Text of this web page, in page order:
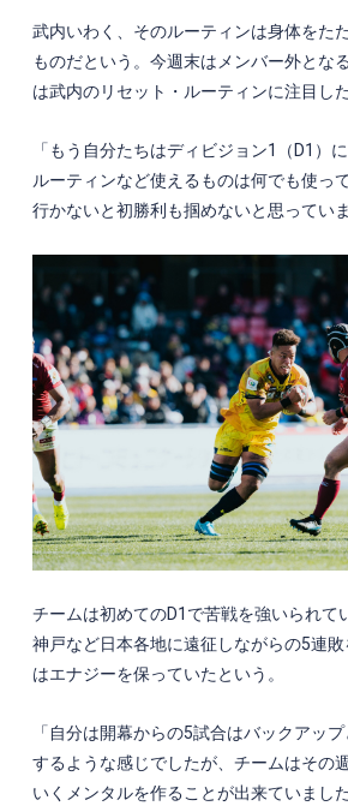
武内いわく、そのルーティンは身体をた
ものだという。今週末はメンバー外とな
は武内のリセット・ルーティンに注目した
「もう自分たちはディビジョン1 （ D1 ）
ルーティンなど使えるものは何でも使っ
行かないと初勝利も掴めないと思っていま
チームは初めてのD1 で苦戦を強いられて
神戸など日本各地に遠征しながらの5連敗
はエナジーを保っていたという。
「自分は開幕からの5試合はバックアッ
するような感じでしたが、チームはその
いくメンタルを作ることが出来ていまし